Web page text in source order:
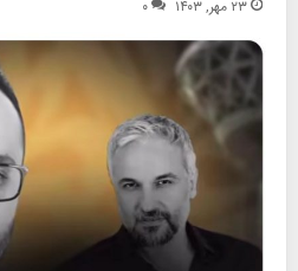
۲۳ مهر, ۱۴۰۳ ۰